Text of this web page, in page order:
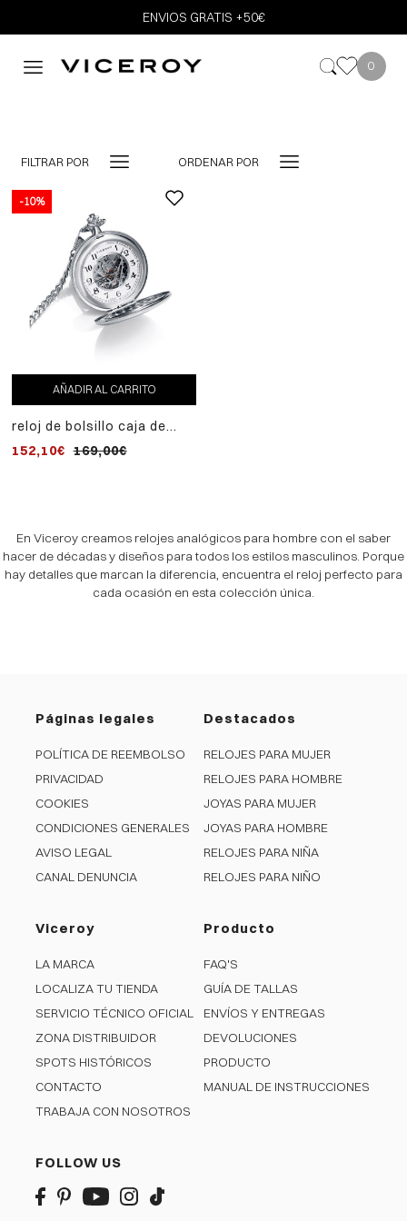
ENVIOS GRATIS +50€
0
FILTRAR POR ORDENAR POR
-10%
AÑADIR AL CARRITO
reloj de bolsillo caja de
mecánico
152,10€ 169,00€
En Viceroy creamos relojes analógicos para hombre con el saber
hacer de décadas y diseños para todos los estilos masculinos. Porque
hay detalles que marcan la diferencia, encuentra el reloj perfecto para
cada ocasión en esta colección única.
Páginas legales
POLÍTICA DE REEMBOLSO
PRIVACIDAD
COOKIES
CONDICIONES GENERALES
AVISO LEGAL
CANAL DENUNCIA
Destacados
RELOJES PARA MUJER
RELOJES PARA HOMBRE
JOYAS PARA MUJER
JOYAS PARA HOMBRE
RELOJES PARA NIÑA
RELOJES PARA NIÑO
Viceroy
LA MARCA
LOCALIZA TU TIENDA
SERVICIO TÉCNICO OFICIAL
ZONA DISTRIBUIDOR
SPOTS HISTÓRICOS
CONTACTO
TRABAJA CON NOSOTROS
Producto
FAQ'S
GUÍA DE TALLAS
ENVÍOS Y ENTREGAS
DEVOLUCIONES
PRODUCTO
MANUAL DE INSTRUCCIONES
FOLLOW US